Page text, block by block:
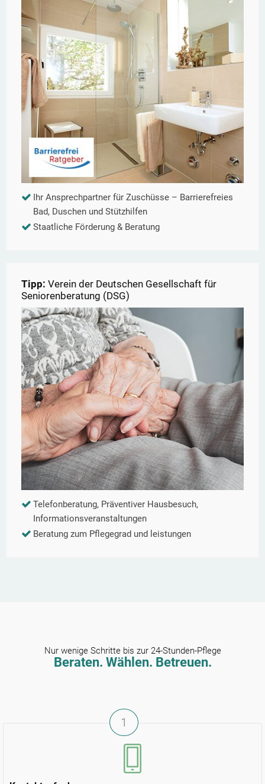
Ihr Ansprechpartner für Zuschüsse – Barrierefreies
Bad, Duschen und Stützhilfen
Staatliche Förderung & Beratung
Tipp: Verein der Deutschen Gesellschaft für
Seniorenberatung (DSG)
Telefonberatung, Präventiver Hausbesuch,
Informationsveranstaltungen
Beratung zum Pflegegrad und leistungen
Nur wenige Schritte bis zur 24-Stunden-Pflege
Beraten. Wählen. Betreuen.
1